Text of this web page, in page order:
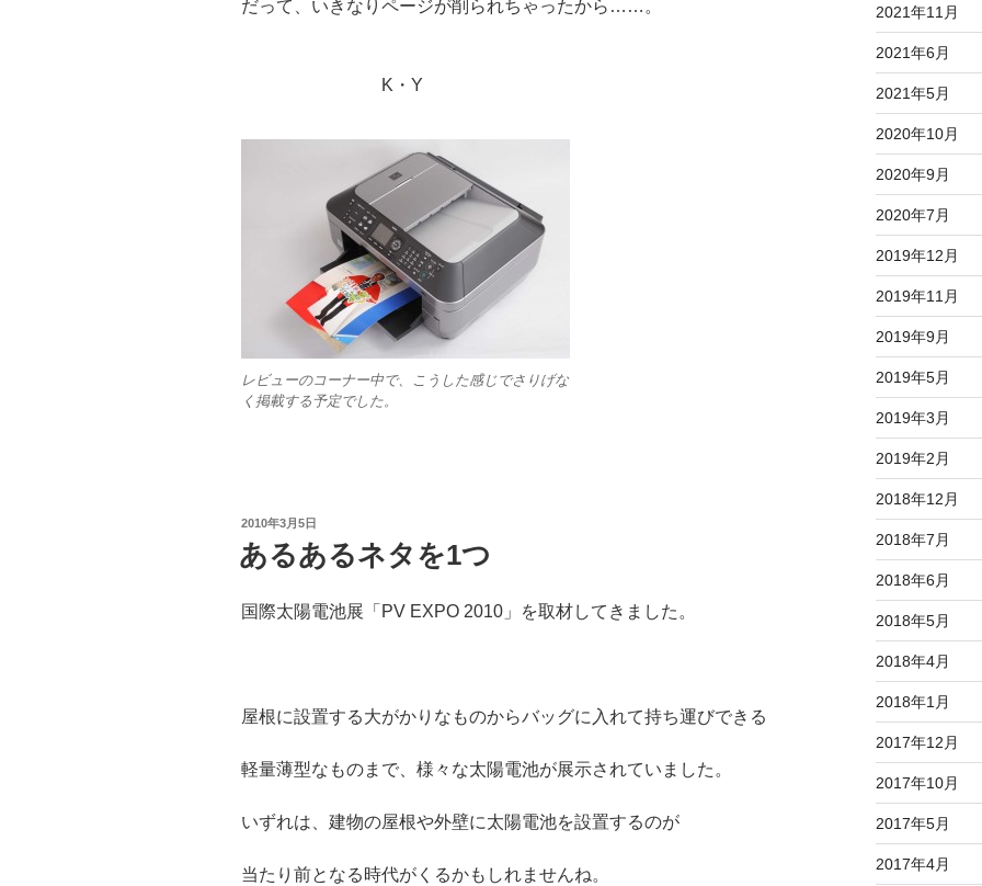
だって、いきなりページが削られちゃったから……。
K・Y
レビューのコーナー中で、こうした感じでさりげな
く掲載する予定でした。
投
稿
日:
2010年3月5日
あるあるネタを1つ
国際太陽電池展「PV EXPO 2010」を取材してきました。
屋根に設置する大がかりなものからバッグに入れて持ち運びできる
軽量薄型なものまで、様々な太陽電池が展示されていました。
いずれは、建物の屋根や外壁に太陽電池を設置するのが
当たり前となる時代がくるかもしれませんね。
2021年11月
2021年6月
2021年5月
2020年10月
2020年9月
2020年7月
2019年12月
2019年11月
2019年9月
2019年5月
2019年3月
2019年2月
2018年12月
2018年7月
2018年6月
2018年5月
2018年4月
2018年1月
2017年12月
2017年10月
2017年5月
2017年4月